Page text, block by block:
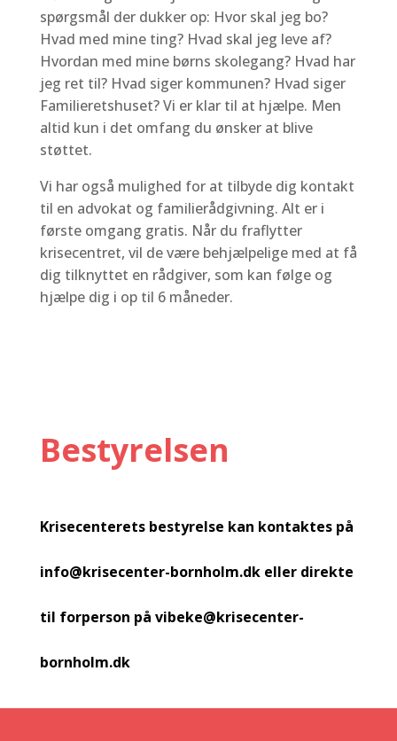
spørgsmål der dukker op: Hvor skal jeg bo?
Hvad med mine ting? Hvad skal jeg leve af?
Hvordan med mine børns skolegang? Hvad har
jeg ret til? Hvad siger kommunen? Hvad siger
Familieretshuset? Vi er klar til at hjælpe. Men
altid kun i det omfang du ønsker at blive
støttet.
Vi har også mulighed for at tilbyde dig kontakt
til en advokat og familierådgivning. Alt er i
første omgang gratis. Når du fraflytter
krisecentret, vil de være behjælpelige med at få
dig tilknyttet en rådgiver, som kan følge og
hjælpe dig i op til 6 måneder.
Bestyrelsen
Krisecenterets bestyrelse kan kontaktes på
info@krisecenter-bornholm.dkeller direkte
til forperson på vibeke@krisecenter-
bornholm.dk